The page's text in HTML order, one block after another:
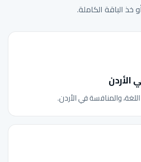
خذ الباقة الكاملة.
الأردن
والمنافسة في الأردن.